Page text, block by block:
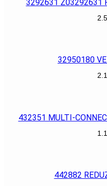
3292631 Z03292631
32950180
432351 MULTI-
442882